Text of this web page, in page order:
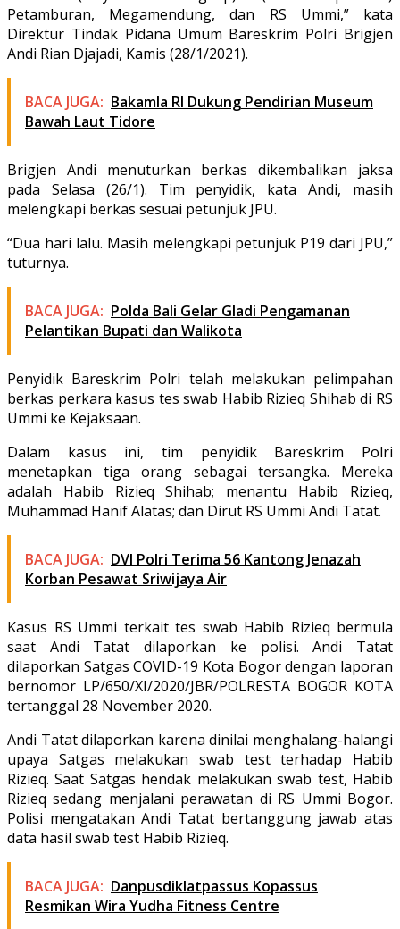
Petamburan, Megamendung, dan RS Ummi,” kata
Direktur Tindak Pidana Umum Bareskrim Polri Brigjen
Andi Rian Djajadi, Kamis (28/1/2021).
BACA JUGA: Bakamla RI Dukung Pendirian Museum
Bawah Laut Tidore
Brigjen Andi menuturkan berkas dikembalikan jaksa
pada Selasa (26/1). Tim penyidik, kata Andi, masih
melengkapi berkas sesuai petunjuk JPU.
“Dua hari lalu. Masih melengkapi petunjuk P19 dari JPU,”
tuturnya.
BACA JUGA: Polda Bali Gelar Gladi Pengamanan
Pelantikan Bupati dan Walikota
Penyidik Bareskrim Polri telah melakukan pelimpahan
berkas perkara kasus tes swab Habib Rizieq Shihab di RS
Ummi ke Kejaksaan.
Dalam kasus ini, tim penyidik Bareskrim Polri
menetapkan tiga orang sebagai tersangka. Mereka
adalah Habib Rizieq Shihab; menantu Habib Rizieq,
Muhammad Hanif Alatas; dan Dirut RS Ummi Andi Tatat.
BACA JUGA: DVI Polri Terima 56 Kantong Jenazah
Korban Pesawat Sriwijaya Air
Kasus RS Ummi terkait tes swab Habib Rizieq bermula
saat Andi Tatat dilaporkan ke polisi. Andi Tatat
dilaporkan Satgas COVID-19 Kota Bogor dengan laporan
bernomor LP/650/XI/2020/JBR/POLRESTA BOGOR KOTA
tertanggal 28 November 2020.
Andi Tatat dilaporkan karena dinilai menghalang-halangi
upaya Satgas melakukan swab test terhadap Habib
Rizieq. Saat Satgas hendak melakukan swab test, Habib
Rizieq sedang menjalani perawatan di RS Ummi Bogor.
Polisi mengatakan Andi Tatat bertanggung jawab atas
data hasil swab test Habib Rizieq.
BACA JUGA: Danpusdiklatpassus Kopassus
Resmikan Wira Yudha Fitness Centre